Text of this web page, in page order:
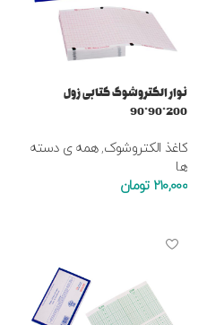
نوار الکتروشوک کتابی زول
200*90*90
کاغذ الکتروشوک,همه ی دسته
ها
210,000 تومان